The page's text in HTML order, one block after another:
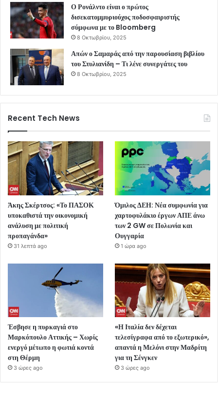
Ο Ρονάλντο είναι ο πρώτος
δισεκατομμυριούχος ποδοσφαιριστής
σύμφωνα με το Bloomberg
8 Οκτωβρίου, 2025
Απών ο Σαμαράς από την παρουσίαση βιβλίου
του Στυλιανίδη – Τι λένε συνεργάτες του
8 Οκτωβρίου, 2025
Recent Tech News
Άκης Σκέρτσος: «Το ΠΑΣΟΚ
υποκαθιστά την οικονομική
ανάλυση με πολιτική
προπαγάνδα»
31 λεπτά ago
Όμιλος ΔΕΗ: Νέα συμφωνία για
χαρτοφυλάκιο έργων ΑΠΕ άνω
των 2 GW σε Πολωνία και
Ουγγαρία
1 ώρα ago
Έσβησε η πυρκαγιά στο
Μαρκόπουλο Αττικής – Χωρίς
ενεργό μέτωπο η φωτιά κοντά
στη Θέρμη
3 ώρες ago
«Η Ιταλία δεν δέχεται
τελεσίγραφα από το εξωτερικό»,
απαντά η Μελόνι στην Μαδρίτη
για τη Σένγκεν
3 ώρες ago